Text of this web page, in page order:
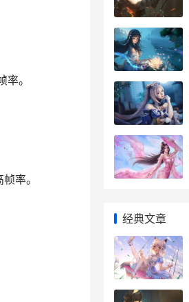
。
率。
经典文章